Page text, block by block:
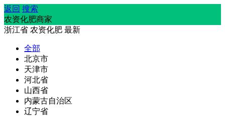
返回 搜索
农资化肥商家
浙江省 农资化肥 最新
全部
北京市
天津市
河北省
山西省
内蒙古自治区
辽宁省